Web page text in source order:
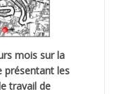
mois sur la
présentant les
travail de